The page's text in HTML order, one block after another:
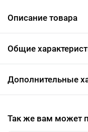
Описание товара
Общие
Дополнительные
Так же вам может